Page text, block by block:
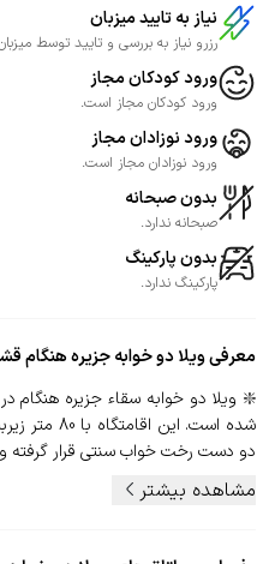
نیاز به تایید میزبان
رزرو نیاز به بررسی و تایید توسط
ورود کودکان مجاز
ورود کودکان مجاز است.
ورود نوزادان مجاز
ورود نوزادان مجاز است.
بدون صبحانه
صبحانه ندارد.
بدون پارکینگ
پارکینگ ندارد.
معرفیویلا دو خوابه جزیره هنگام
❇️ ویلا دو خوابه سقاء جزیره هنگام
شده است.
دو دست رخت خواب سنتی قرار گرفته و
مشاهده بیشتر